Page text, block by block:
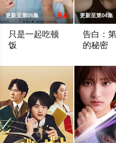
更新至第05集 9.0
只是一起吃顿
饭
更新至第04集
告白：
的秘密